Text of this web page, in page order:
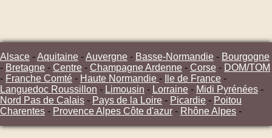
Alsace -Aquitaine -Auvergne - Basse-Normandie - Bourgogne
- Bretagne - Centre - Champagne Ardenne - Corse - DOM/TOM
- Franche Comté - Haute Normandie - Ile de France -
Languedoc Roussillon - Limousin - Lorraine - Midi Pyrénées -
Nord Pas de Calais - Pays de la Loire - Picardie - Poitou
Charentes - Provence Alpes Côte d'azur - Rhône Alpes -